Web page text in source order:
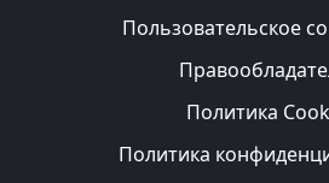
Пользовательское
Политика
Политика